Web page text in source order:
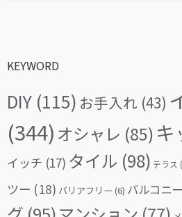
KEYWORD
DIY (115) お手入れ (43)
(344) オシャレ (85) キ
イッチ (17) タイル (98) テラス
ツー (18) バリアフリー (6) バルコニー